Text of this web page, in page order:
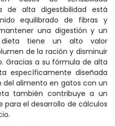
de alta digestibilidad está
equilibrado de fibras y
una digestión y un
dieta tiene un alto valor
de la ración y disminuir
Gracias a su fórmula de alta
específicamente diseñada
alimento en gatos con un
también contribuye a un
el desarrollo de cálculos